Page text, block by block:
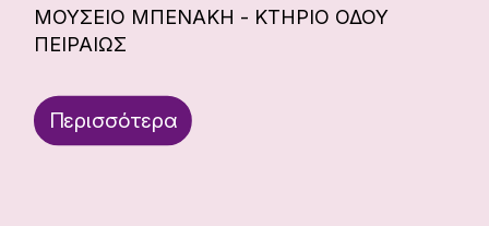
ΜΟΥΣΕΙΟ ΜΠΕΝΑΚΗ - ΚΤΗΡΙΟ ΟΔΟΥ
ΠΕΙΡΑΙΩΣ
Περισσότερα